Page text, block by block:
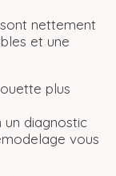
nettement
et une
plus
un diagnostic
vous